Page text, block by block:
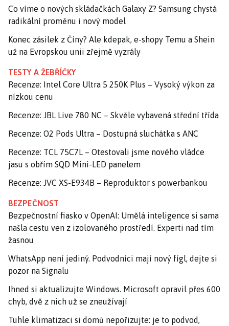
Co víme o nových skládačkách Galaxy Z? Samsung chystá
radikální proměnu i nový model
Konec zásilek z Číny? Ale kdepak, e-shopy Temu a Shein
už na Evropskou unii zřejmě vyzrály
TESTY A ŽEBŘÍČKY
Recenze: Intel Core Ultra 5 250K Plus – Vysoký výkon za
nízkou cenu
Recenze: JBL Live 780 NC – Skvěle vybavená střední třída
Recenze: O2 Pods Ultra – Dostupná sluchátka s ANC
Recenze: TCL 75C7L – Otestovali jsme nového vládce
jasu s obřím SQD Mini-LED panelem
Recenze: JVC XS-E934B – Reproduktor s powerbankou
BEZPEČNOST
Bezpečnostní fiasko v OpenAI: Umělá inteligence si sama
našla cestu ven z izolovaného prostředí. Experti nad tím
žasnou
WhatsApp není jediný. Podvodníci mají nový fígl, dejte si
pozor na Signalu
Ihned si aktualizujte Windows. Microsoft opravil přes 600
chyb, dvě z nich už se zneužívají
Tuhle klimatizaci si domů nepořizujte: je to podvod,